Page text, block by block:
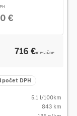
€
716 €mesačne
DPH
5.1 l/100km
843 km